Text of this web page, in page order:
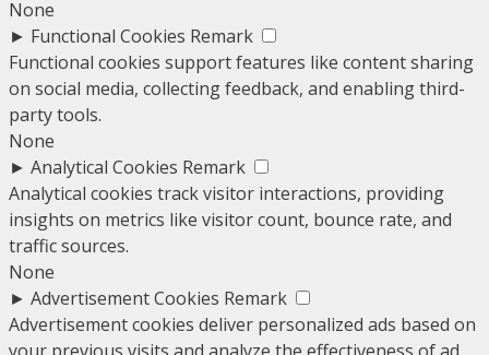
None
► Functional Cookies Remark
Functional cookies support features like content sharing
on social media, collecting feedback, and enabling third-
party tools.
None
► Analytical Cookies Remark
Analytical cookies track visitor interactions, providing
insights on metrics like visitor count, bounce rate, and
traffic sources.
None
► Advertisement Cookies Remark
Advertisement cookies deliver personalized ads based on